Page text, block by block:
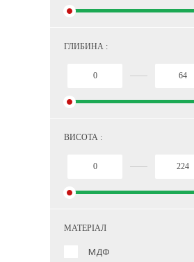
ГЛИБИНА :
ВИСОТА :
МАТЕРІАЛ
МДФ